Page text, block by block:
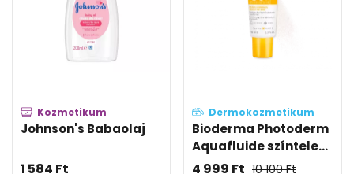
Kozmetikum
Johnson's Babaolaj
1 584 Ft
Dermokozmetikum
Bioderma Photoderm
Aquafluide színtele...
4 999 Ft 10 100Ft